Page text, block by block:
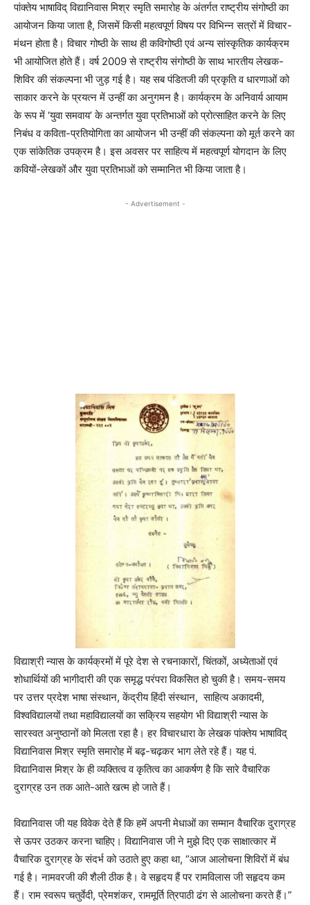
पांक्तेय भाषाविद् विद्यानिवास मिश्र स्मृति समारोह के अंतर्गत राष्ट्रीय संगोष्ठी का
आयोजन किया जाता है, जिसमें किसी महत्वपूर्ण विषय पर विभिन्न सत्रों में विचार-
मंथन होता है। विचार गोष्ठी के साथ ही कविगोष्ठी एवं अन्य सांस्कृतिक कार्यक्रम
भी आयोजित होते हैं। वर्ष 2009 से राष्ट्रीय संगोष्ठी के साथ भारतीय लेखक-
शिविर की संकल्पना भी जुड़ गई है। यह सब पंडितजी की प्रकृति व धारणाओं को
साकार करने के प्रयत्न में उन्हीं का अनुगमन है। कार्यक्रम के अनिवार्य आयाम
के रूप में ‘युवा समवाय’ के अन्तर्गत युवा प्रतिभाओं को प्रोत्साहित करने के लिए
निबंध व कविता-प्रतियोगिता का आयोजन भी उन्हीं की संकल्पना को मूर्त करने का
एक सांकेतिक उपक्रम है। इस अवसर पर साहित्य में महत्वपूर्ण योगदान के लिए
कवियों-लेखकों और युवा प्रतिभाओं को सम्मानित भी किया जाता है।
- Advertisement -
विद्याश्री न्यास के कार्यक्रमों में पूरे देश से रचनाकारों, चिंतकों, अध्येताओं एवं
शोधार्थियों की भागीदारी की एक समृद्ध परंपरा विकसित हो चुकी है। समय-समय
पर उत्तर प्रदेश भाषा संस्थान, केंद्रीय हिंदी संस्थान, साहित्य अकादमी,
विश्वविद्यालयों तथा महाविद्यालयों का सक्रिय सहयोग भी विद्याश्री न्यास के
सारस्वत अनुष्ठानों को मिलता रहा है। हर विचारधारा के लेखक पांक्तेय भाषाविद्
विद्यानिवास मिश्र स्मृति समारोह में बढ़-चढ़कर भाग लेते रहे हैं। यह पं.
विद्यानिवास मिश्र के ही व्यक्तित्व व कृतित्व का आकर्षण है कि सारे वैचारिक
दुराग्रह उन तक आते-आते खत्म हो जाते हैं।
विद्यानिवास जी यह विवेक देते हैं कि हमें अपनी मेधाओं का सम्मान वैचारिक दुराग्रह
से ऊपर उठकर करना चाहिए। विद्यानिवास जी ने मुझे दिए एक साक्षात्कार में
वैचारिक दुराग्रह के संदर्भ को उठाते हुए कहा था, “आज आलोचना शिविरों में बंध
गई है। नामवरजी की शैली ठीक है। वे सहृदय हैं पर रामविलास जी सहृदय कम
हैं। राम स्वरूप चतुर्वेदी, प्रेमशंकर, राममूर्ति त्रिपाठी ढंग से आलोचना करते हैं।”